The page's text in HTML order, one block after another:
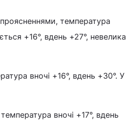
температура
+16°, вдень +27°, невелика
вночі +16°, вдень +30°. У
вночі +17°, вдень